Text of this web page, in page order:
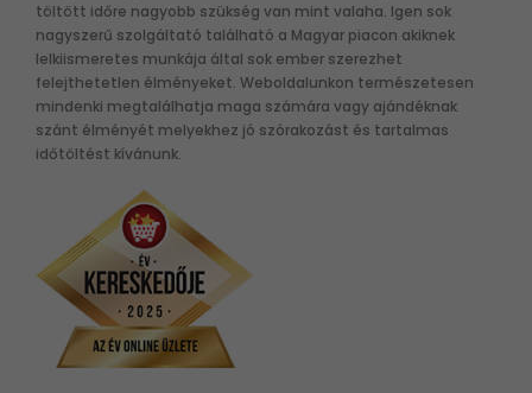
töltött időre nagyobb szükség van mint valaha. Igen sok
nagyszerű szolgáltató található a Magyar piacon akiknek
lelkiismeretes munkája által sok ember szerezhet
felejthetetlen élményeket. Weboldalunkon természetesen
mindenki megtalálhatja maga számára vagy ajándéknak
szánt élményét melyekhez jó szórakozást és tartalmas
időtöltést kívánunk.